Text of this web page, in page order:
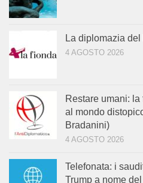
La diplomazia del
4 AGOSTO 2026
Restare umani:
al mondo
Bradanini)
4 AGOSTO 2026
Telefonata: i
Trump a nome